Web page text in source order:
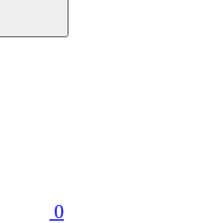
0